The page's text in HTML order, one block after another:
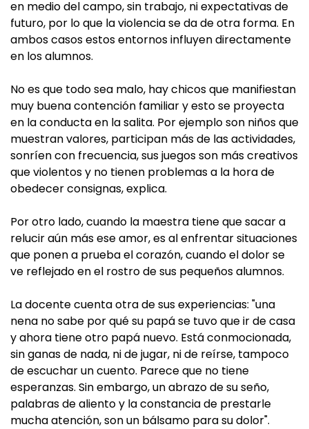
en medio del campo, sin trabajo, ni expectativas de
futuro, por lo que la violencia se da de otra forma. En
ambos casos estos entornos influyen directamente
en los alumnos.
No es que todo sea malo, hay chicos que manifiestan
muy buena contención familiar y esto se proyecta
en la conducta en la salita. Por ejemplo son niños que
muestran valores, participan más de las actividades,
sonríen con frecuencia, sus juegos son más creativos
que violentos y no tienen problemas a la hora de
obedecer consignas, explica.
Por otro lado, cuando la maestra tiene que sacar a
relucir aún más ese amor, es al enfrentar situaciones
que ponen a prueba el corazón, cuando el dolor se
ve reflejado en el rostro de sus pequeños alumnos.
La docente cuenta otra de sus experiencias: "una
nena no sabe por qué su papá se tuvo que ir de casa
y ahora tiene otro papá nuevo. Está conmocionada,
sin ganas de nada, ni de jugar, ni de reírse, tampoco
de escuchar un cuento. Parece que no tiene
esperanzas. Sin embargo, un abrazo de su seño,
palabras de aliento y la constancia de prestarle
mucha atención, son un bálsamo para su dolor".